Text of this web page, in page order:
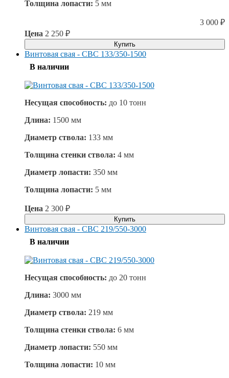
Толщина лопасти: 5 мм
3 000 ₽
Цена 2 250 ₽
Купить
Винтовая свая - СВС 133/350-1500
В наличии
Несущая способность: до 10 тонн
Длина: 1500 мм
Диаметр ствола: 133 мм
Толщина стенки ствола: 4 мм
Диаметр лопасти: 350 мм
Толщина лопасти: 5 мм
Цена 2 300 ₽
Купить
Винтовая свая - СВС 219/550-3000
В наличии
Несущая способность: до 20 тонн
Длина: 3000 мм
Диаметр ствола: 219 мм
Толщина стенки ствола: 6 мм
Диаметр лопасти: 550 мм
Толщина лопасти: 10 мм